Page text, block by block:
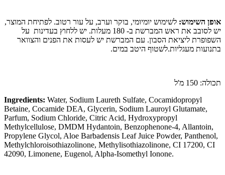
אופן השימוש: לשימוש יומיומי, בוקר וערב, על עור רטוב. לפתיחת המוצר,
יש לסובב את ראש המברשת ב- 180 מעלות. יש ללחוץ בעדינות על
השפופרת ליציאת הסבון. עם המברשת יש לעסות את הפנים והצוואר
בתנועות מעגליות.לשטוף היטב במים.
תכולה: 150 מ'ל
Ingredients: Water, Sodium Laureth Sulfate, Cocamidopropyl
Betaine, Cocamide DEA, Glycerin, Sodium Lauroyl Glutamate,
Parfum, Sodium Chloride, Citric Acid, Hydroxypropyl
Methylcellulose, DMDM Hydantoin, Benzophenone-4, Allantoin,
Propylene Glycol, Aloe Barbadensis Leaf Juice Powder, Panthenol,
Methylchloroisothiazolinone, Methylisothiazolinone, CI 17200, CI
42090, Limonene, Eugenol, Alpha-Isomethyl Ionone.